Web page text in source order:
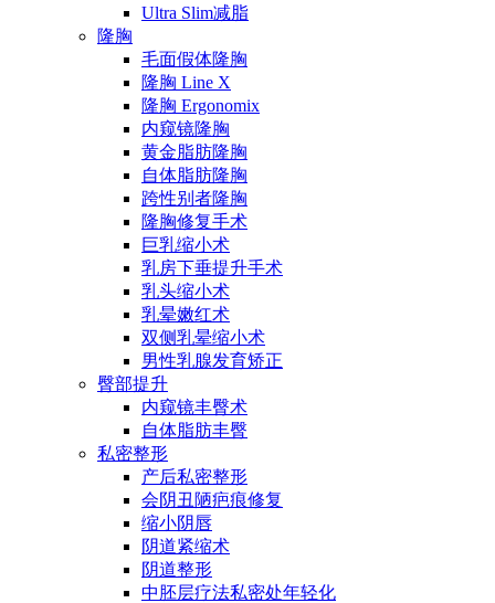
Ultra Slim减脂
隆胸
毛面假体隆胸
隆胸 Line X
隆胸 Ergonomix
内窥镜隆胸
黄金脂肪隆胸
自体脂肪隆胸
跨性别者隆胸
隆胸修复手术
巨乳缩小术
乳房下垂提升手术
乳头缩小术
乳晕嫩红术
双侧乳晕缩小术
男性乳腺发育矫正
臀部提升
内窥镜丰臀术
自体脂肪丰臀
私密整形
产后私密整形
会阴丑陋疤痕修复
缩小阴唇
阴道紧缩术
阴道整形
中胚层疗法私密处年轻化